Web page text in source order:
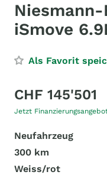
iSmove
Als Favorit
CHF 145'501
Jetzt
Neufahrzeug
300 km
Weiss/rot